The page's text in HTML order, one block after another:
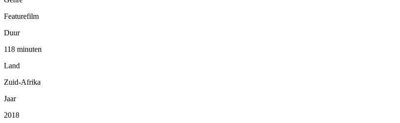
Featurefilm
Duur
118 minuten
Land
Zuid-Afrika
Jaar
2018